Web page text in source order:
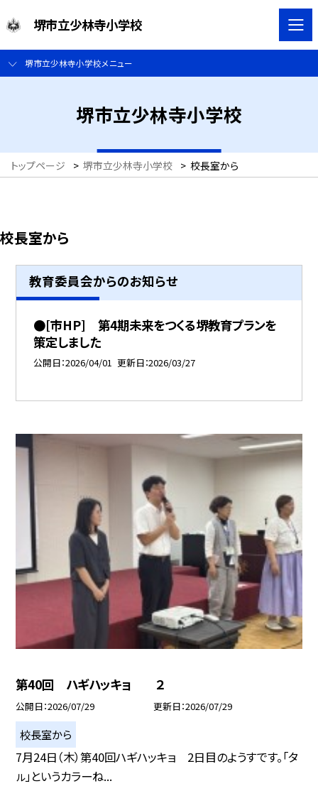
堺市立少林寺小学校
堺市立少林寺小学校メニュー
堺市立少林寺小学校
トップページ > 堺市立少林寺小学校 > 校長室から
校長室から
教育委員会からのお知らせ
●[市HP] 第4期未来をつくる堺教育プランを
策定しました
公開日 2026/04/01 更新日 2026/03/27
第40回 ハギハッキョ ２
公開日 2026/07/29 更新日 2026/07/29
校長室から
7月24日（木）第40回ハギハッキョ 2日目のようすです。「タ
ㇽ」というカラーね...